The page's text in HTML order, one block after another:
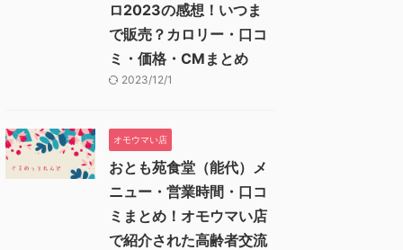
ロ2023の感想！いつま
で販売？カロリー・口コ
ミ・価格・CMまとめ
2023/12/1
オモウマい店
おとも苑食堂（能代）メ
ニュー・営業時間・口コ
ミまとめ！オモウマい店
で紹介された高齢者交流